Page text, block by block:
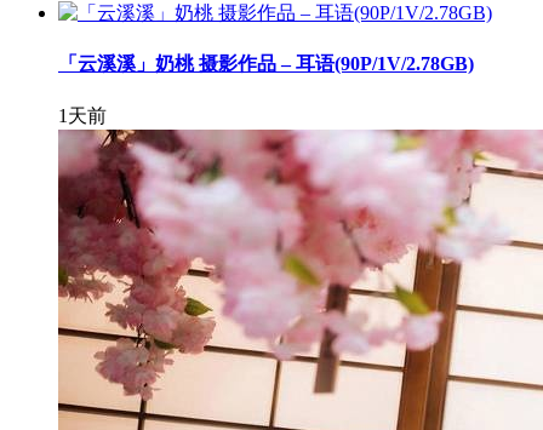
「云溪溪」奶桃 摄影作品 – 耳语(90P/1V/2.78GB)
1天前